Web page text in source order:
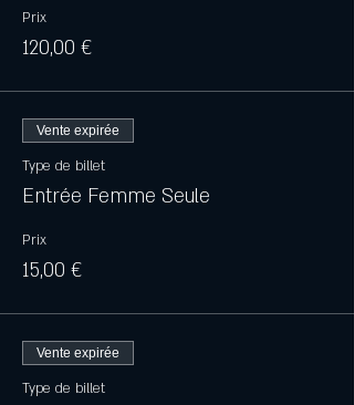
Prix
120,00 €
Vente expirée
Type de billet
Entrée Femme Seule
Prix
15,00 €
Vente expirée
Type de billet